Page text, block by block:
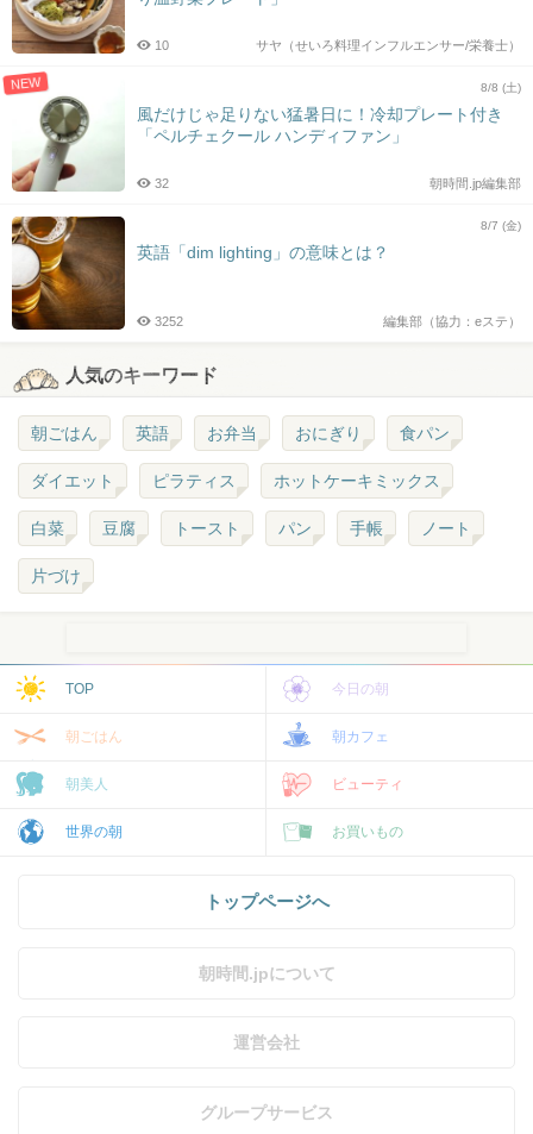
サヤ（せいろ料理インフルエンサー/栄養士）
10
NEW 8/8 (土)
風だけじゃ足りない猛暑日に！冷却プレート付き
「ペルチェクール ハンディファン」
朝時間.jp編集部
32
8/7 (金)
英語「dim lighting」の意味とは？
編集部（協力：eステ）
3252
人気のキーワード
朝ごはん 英語 お弁当 おにぎり 食パン
ダイエット ピラティス ホットケーキミックス
白菜 豆腐 トースト パン 手帳 ノート
片づけ
TOP 今日の朝
朝ごはん 朝カフェ
朝美人 ビューティ
世界の朝 お買いもの
トップページへ
朝時間.jpについて
運営会社
グループサービス